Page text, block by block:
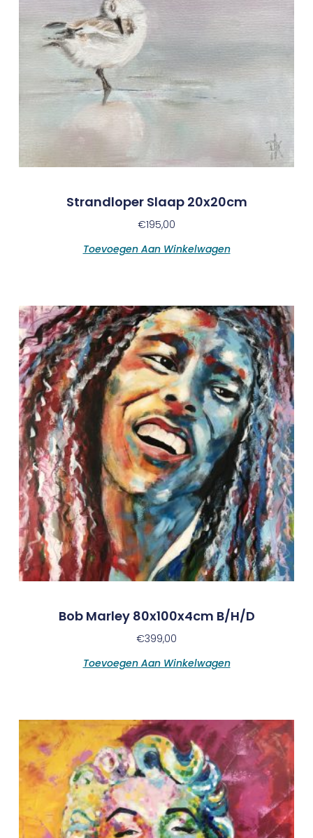
Strandloper Slaap 20x20cm
€195,00
Toevoegen Aan Winkelwagen
Bob Marley 80x100x4cm B/h/d
€399,00
Toevoegen Aan Winkelwagen